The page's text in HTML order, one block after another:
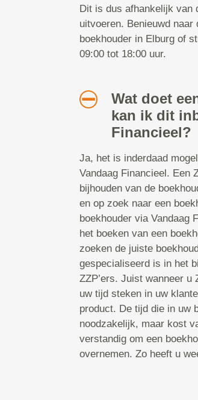
Dit is dus afhankelijk van
uitvoeren. Benieuwd
boekhouder in Elburg of
09:00 tot 18:00 uur.
Wat doet
kan ik dit
Financieel?
Ja, het is inderdaad
Vandaag Financieel. Een
bijhouden van de
en op zoek naar een
boekhouder via Vandaag
het boeken van een
zoeken de juiste
gespecialiseerd is in het
ZZP’ers. Juist wanneer u
uw tijd steken in uw
product. De tijd die in uw
noodzakelijk, maar kost
verstandig om een
overnemen. Zo heeft u